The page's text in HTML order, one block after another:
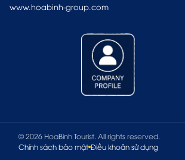
www.hoabinh-group.com
© 2026 HoaBinh Tourist. All rights reserved.
Chính sách bảo mật Điều khoản sử dụng